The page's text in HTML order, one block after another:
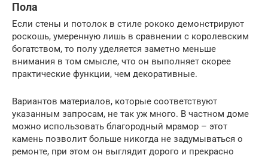
Пола
Если стены и потолок в стиле рококо демонстрируют
роскошь, умеренную лишь в сравнении с королевским
богатством, то полу уделяется заметно меньше
внимания в том смысле, что он выполняет скорее
практические функции, чем декоративные.
Вариантов материалов, которые соответствуют
указанным запросам, не так уж много. В частном доме
можно использовать благородный мрамор – этот
камень позволит больше никогда не задумываться о
ремонте, при этом он выглядит дорого и прекрасно